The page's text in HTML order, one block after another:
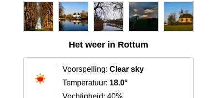
Het weer in Rottum
Voorspelling: Clear sky
Temperatuur: 18.0°